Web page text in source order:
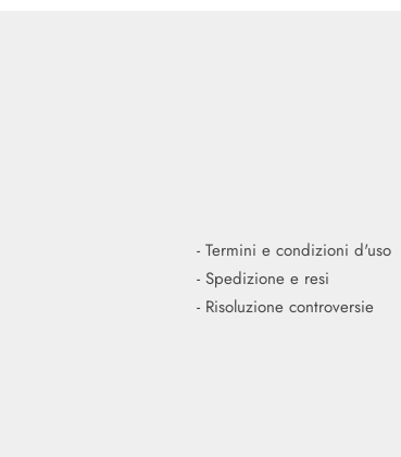
-Termini e condizioni d'uso
-Spedizione e resi
- Risoluzione controversie